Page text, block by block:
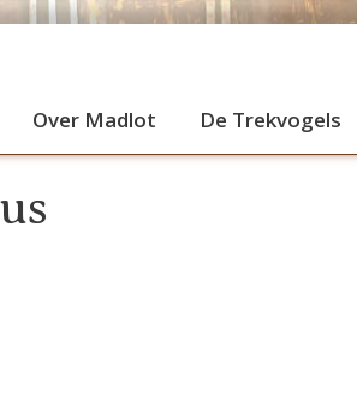
Over Madlot De Trekvogels